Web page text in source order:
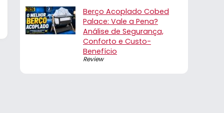
Berço Acoplado Cobed
Palace: Vale a Pena?
Análise de Segurança,
Conforto e Custo-
Benefício
Review